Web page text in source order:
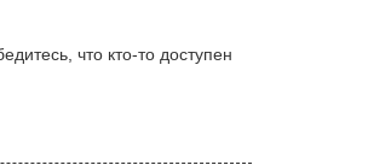
что кто-то доступен